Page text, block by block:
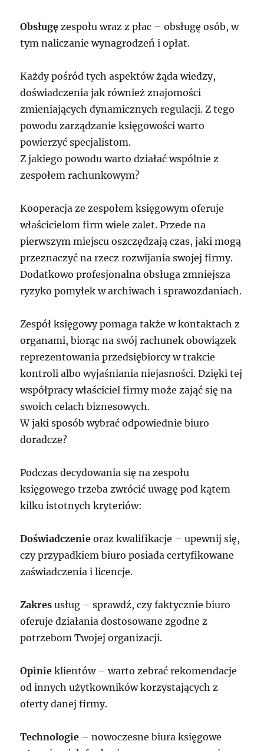
Obsługę zespołu wraz z płac – obsługę osób, w
tym naliczanie wynagrodzeń i opłat.
Każdy pośród tych aspektów żąda wiedzy,
doświadczenia jak również znajomości
zmieniających dynamicznych regulacji. Z tego
powodu zarządzanie księgowości warto
powierzyć specjalistom.
Z jakiego powodu warto działać wspólnie z
zespołem rachunkowym?
Kooperacja ze zespołem księgowym oferuje
właścicielom firm wiele zalet. Przede na
pierwszym miejscu oszczędzają czas, jaki mogą
przeznaczyć na rzecz rozwijania swojej firmy.
Dodatkowo profesjonalna obsługa zmniejsza
ryzyko pomyłek w archiwach i sprawozdaniach.
Zespół księgowy pomaga także w kontaktach z
organami, biorąc na swój rachunek obowiązek
reprezentowania przedsiębiorcy w trakcie
kontroli albo wyjaśniania niejasności. Dzięki tej
współpracy właściciel firmy może zająć się na
swoich celach biznesowych.
W jaki sposób wybrać odpowiednie biuro
doradcze?
Podczas decydowania się na zespołu
księgowego trzeba zwrócić uwagę pod kątem
kilku istotnych kryteriów:
Doświadczenie oraz kwalifikacje – upewnij się,
czy przypadkiem biuro posiada certyfikowane
zaświadczenia i licencje.
Zakres usług – sprawdź, czy faktycznie biuro
oferuje działania dostosowane zgodne z
potrzebom Twojej organizacji.
Opinie klientów – warto zebrać rekomendacje
od innych użytkowników korzystających z
oferty danej firmy.
Technologie – nowoczesne biura księgowe